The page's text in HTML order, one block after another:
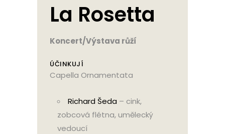
La Rosetta
Koncert/Výstava růží
ÚČINKUJÍ
Capella Ornamentata
Richard Šeda – cink,
zobcová flétna, umělecký
vedoucí